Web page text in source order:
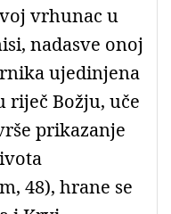
vrhunac u
nadasve onoj
ujedinjena
riječ Božju, uče
prikazanje
48), hrane se